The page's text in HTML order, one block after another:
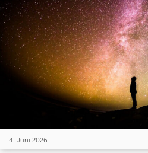
4. Juni 2026